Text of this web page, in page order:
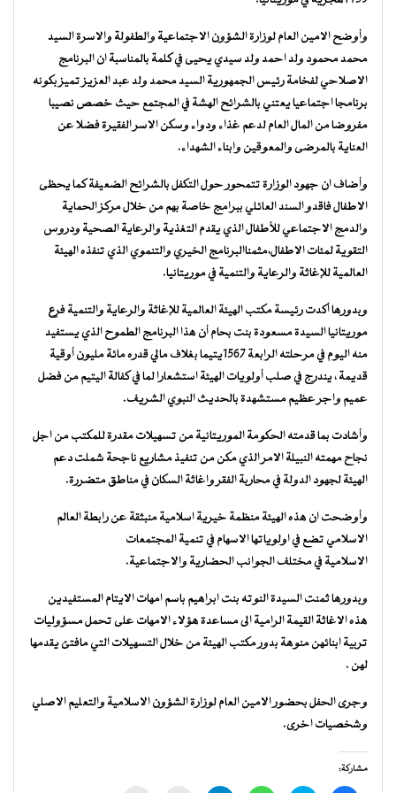
وأوضح الامين العام لوزارة الشؤون الاجتماعية والطفولة والاسرة السيد
محمد محمود ولد احمد ولد سيدي يحيى في كلمة بالمناسبة ان البرنامج
الاصلاحي لفخامة رئيس الجمهورية السيد محمد ولد عبد العزيز تميز بكونه
برنامجا اجتماعيا يعتني بالشرائح الهشة في المجتمع حيث خصص نصيبا
مفروضا من المال العام لدعم غذاء ودواء وسكن الاسر الفقيرة فضلا عن
العناية بالمرضى والمعوقين وابناء الشهداء.
وأضاف ان جهود الوزارة تتمحور حول التكفل بالشرائح الضعيفة كما يحظى
الاطفال فاقدو السند العائلي ببرامج خاصة بهم من خلال مركز الحماية
والدمج الاجتماعي للأطفال الذي يقدم التغذية والرعاية الصحية ودروس
التقوية لمئات الاطفال،مثمناالبرنامج الخيري والتنموي الذي تنفذه الهيئة
العالمية للإغاثة والرعاية والتنمية في موريتانيا.
وبدورها أكدت رئيسة مكتب الهيئة العالمية للإغاثة والرعاية والتنمية فرع
موريتانيا السيدة مسعودة بنت بحام أن هذا البرنامج الطموح الذي يستفيد
منه اليوم في مرحلته الرابعة 1567يتيما بغلاف مالي قدره مائة مليون أوقية
قديمة ، يندرج في صلب أولويات الهيئة استشعارا لما في كفالة اليتيم من فضل
عميم واجر عظيم مستشهدة بالحديث النبوي الشريف.
وأشادت بما قدمته الحكومة الموريتانية من تسهيلات مقدرة للمكتب من اجل
نجاح مهمته النبيلة الامر الذي مكن من تنفيذ مشاريع ناجحة شملت دعم
الهيئة لجهود الدولة في محاربة الفقر واغاثة السكان في مناطق متضررة.
وأوضحت ان هذه الهيئة منظمة خيرية اسلامية منبثقة عن رابطة العالم
الاسلامي تضع في اولوياتها الاسهام في تنمية المجتمعات
الاسلامية في مختلف الجوانب الحضارية والاجتماعية.
وبدورها ثمنت السيدة النوته بنت ابراهيم باسم امهات الايتام المستفيدين
هذه الاغاثة القيمة الرامية الى مساعدة هؤلاء الامهات على تحمل مسؤوليات
تربية ابنائهن منوهة بدور مكتب الهيئة من خلال التسهيلات التي مافتئ يقدمها
لهن .
وجرى الحفل بحضور الامين العام لوزارة الشؤون الاسلامية والتعليم الاصلي
وشخصيات اخرى.
مشاركة: